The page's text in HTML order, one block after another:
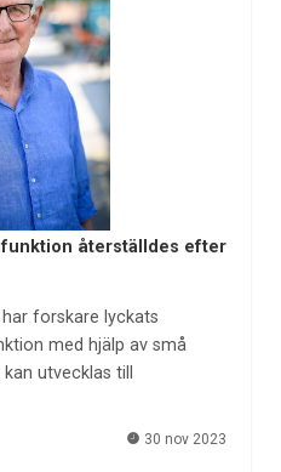
återställdes efter
forskare lyckats
med hjälp av små
utvecklas till
30 nov 2023